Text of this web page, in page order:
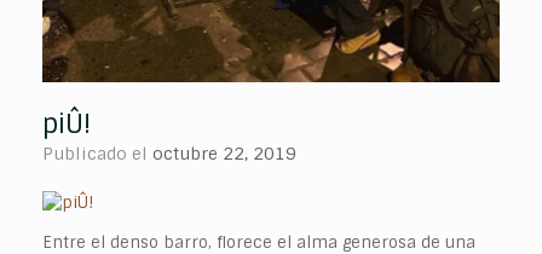
piÛ!
Publicado el octubre 22, 2019
Entre el denso barro, florece el alma generosa de una